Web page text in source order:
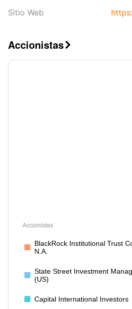
Sitio Web
Accionistas
Accionistas
BlackRock Institutional Trust
N.A.
State Street Investment
(US)
Capital International Investors